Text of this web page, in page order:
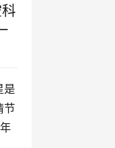
是
节